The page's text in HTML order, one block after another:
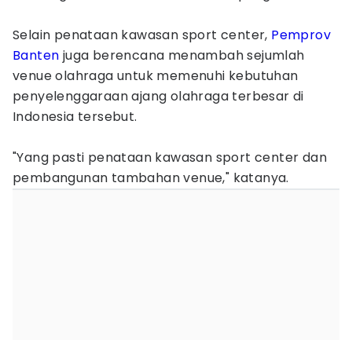
Selain penataan kawasan sport center, Pemprov
Banten juga berencana menambah sejumlah
venue olahraga untuk memenuhi kebutuhan
penyelenggaraan ajang olahraga terbesar di
Indonesia tersebut.
"Yang pasti penataan kawasan sport center dan
pembangunan tambahan venue," katanya.